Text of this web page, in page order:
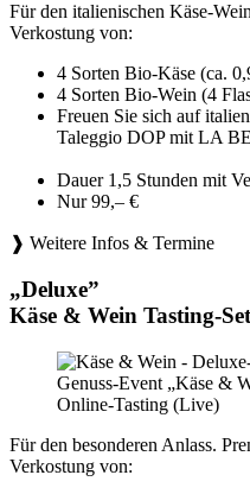
Für den italienischen Käse-
Verkostung von:
4 Sorten Bio-Käse (ca.
4 Sorten Bio-Wein (4
Freuen Sie sich auf
Taleggio DOP mit LA
Dauer 1,5 Stunden mit
Nur 99,– €
❱ Weitere Infos & Termine
„Deluxe”
Käse & Wein Tasting-Set
Genuss-Event „Käse &
Online-Tasting (Live)
Für den besonderen Anlass.
Verkostung von: